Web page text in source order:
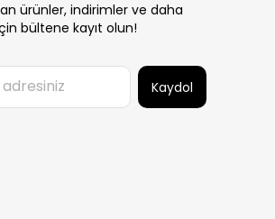
ürünler, indirimler ve daha
bültene kayıt olun!
Kaydol